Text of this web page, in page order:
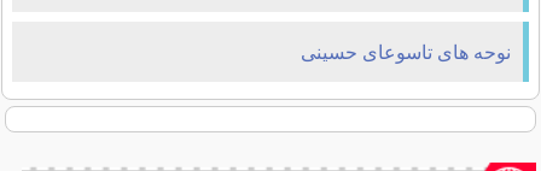
نوحه های تاسوعای حسینی